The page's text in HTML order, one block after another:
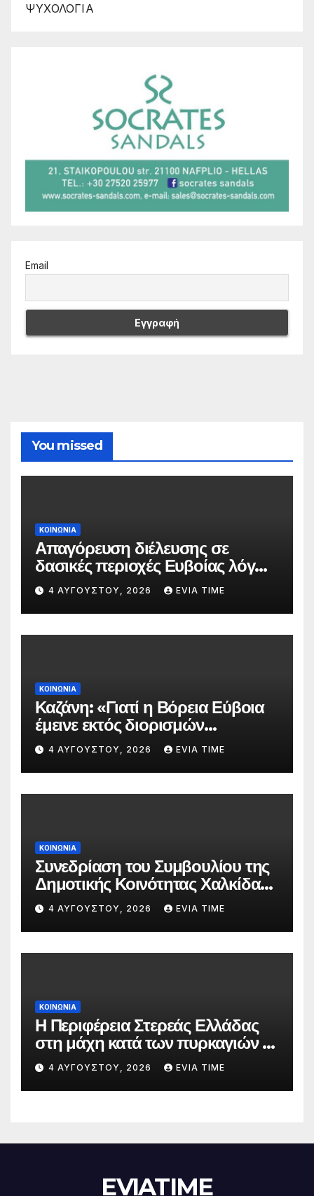
ΨΥΧΟΛΟΓΙΑ
Email
You missed
ΚΟΙΝΩΝΙΑ
Απαγόρευση διέλευσης σε
δασικές περιοχές Ευβοίας λόγω
πολύ υψηλού κινδύνου
πυρκαγιάς
4 ΑΥΓΟΎΣΤΟΥ, 2026 EVIA TIME
ΚΟΙΝΩΝΙΑ
Καζάνη: «Γιατί η Βόρεια Εύβοια
έμεινε εκτός διορισμών
δασκάλων;»
4 ΑΥΓΟΎΣΤΟΥ, 2026 EVIA TIME
ΚΟΙΝΩΝΙΑ
Συνεδρίαση του Συμβουλίου της
Δημοτικής Κοινότητας Χαλκίδας
την 5 Αυγούστου
4 ΑΥΓΟΎΣΤΟΥ, 2026 EVIA TIME
ΚΟΙΝΩΝΙΑ
Η Περιφέρεια Στερεάς Ελλάδας
στη μάχη κατά των πυρκαγιών –
Δράσεις και στήριξη σε πέντε
περιφερειακές ενότητες
4 ΑΥΓΟΎΣΤΟΥ, 2026 EVIA TIME
EVIATIME